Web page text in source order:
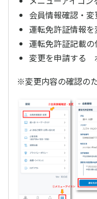
会員情報確認・
運転免許証情報
運転免許証記載
変更を申請する
※変更内容の確認の